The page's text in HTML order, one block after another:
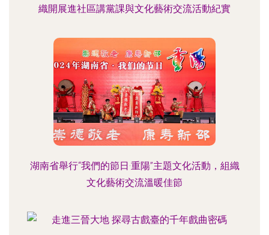
織開展進社區講黨課與文化藝術交流活動紀實
湖南省舉行“我們的節日·重陽”主題文化活動，組織
文化藝術交流溫暖佳節